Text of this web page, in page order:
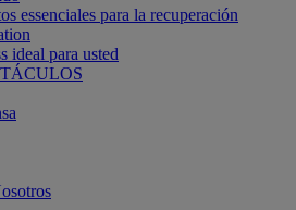
essenciales para la recuperación
ideal para usted